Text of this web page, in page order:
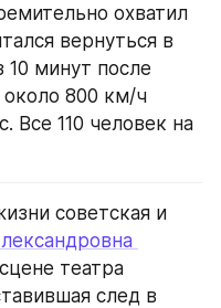
охватил
вернуться в
минут после
около 800 км/ч
Все 110 человек на
советская и
театра
след в